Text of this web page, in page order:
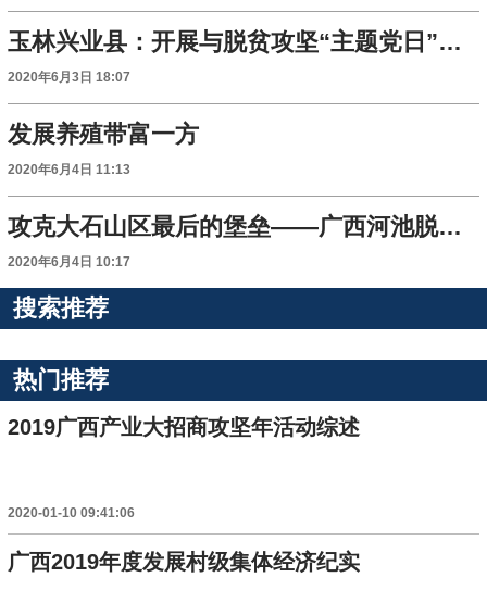
玉林兴业县：开展与脱贫攻坚“主题党日”活动2558期
2020年6月3日 18:07
发展养殖带富一方
2020年6月4日 11:13
攻克大石山区最后的堡垒——广西河池脱贫攻坚挂牌督战村见闻
2020年6月4日 10:17
搜索推荐
热门推荐
2019广西产业大招商攻坚年活动综述
2020-01-10 09:41:06
广西2019年度发展村级集体经济纪实